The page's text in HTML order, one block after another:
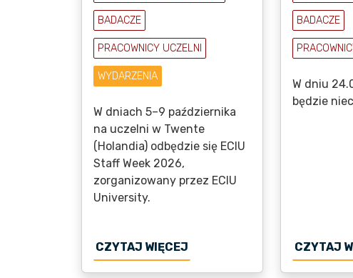
BADACZE
PRACOWNICY UCZELNI
WYDARZENIA
W dniach 5–9 października
na uczelni w Twente
(Holandia) odbędzie się ECIU
Staff Week 2026,
zorganizowany przez ECIU
University.
CZYTAJ WIĘCEJ O POJEDŹ DO UCZELNI W
BADACZE
W dniu
będzie
CZYTAJ